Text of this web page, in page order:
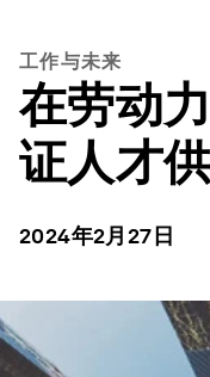
工作与未来
在劳动
证人才
2024年2月27日